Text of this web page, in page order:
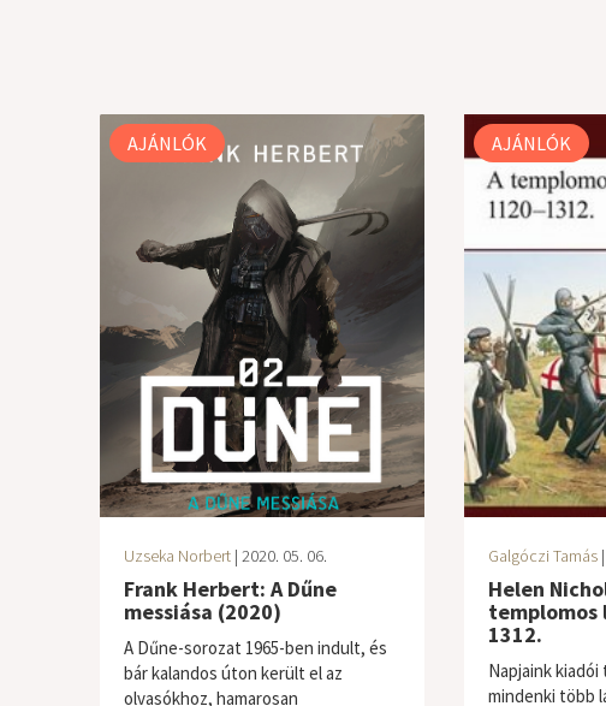
AJÁNLÓK
Uzseka Norbert| 2020. 05. 06.
Frank Herbert: A Dűne
messiása (2020)
A Dűne-sorozat 1965-ben indult, és
bár kalandos úton került el az
olvasókhoz, hamarosan
AJÁNLÓK
Galgóczi Tamás|
Helen
templomos
1312.
Napjaink
mindenki több